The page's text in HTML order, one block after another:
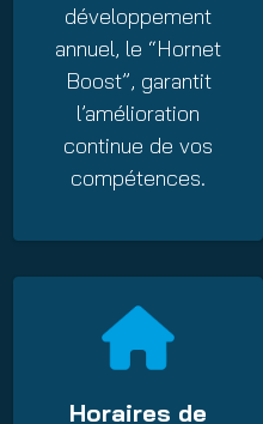
développement
annuel, le “Hornet
Boost”, garantit
l’amélioration
continue de vos
compétences.
Horaires de